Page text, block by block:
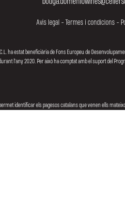
Avís legal -Termes i condicions -
ha estat beneficiària de Fons Europeu de
l'any 2020. Per això ha comptat amb el suport del
identificar els pagesos catalans que venen ells